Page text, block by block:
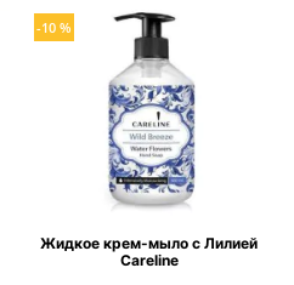
-10 %
Жидкое крем-мыло с Лилией
Careline